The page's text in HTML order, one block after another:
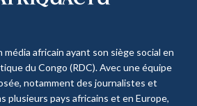
africain ayant son siège social en
du Congo (RDC). Avec une équipe
notamment des journalistes et
plusieurs pays africains et en Europe,